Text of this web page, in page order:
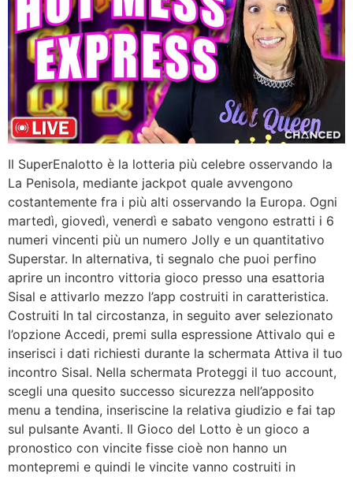
Il SuperEnalotto è la lotteria più celebre osservando la
La Penisola, mediante jackpot quale avvengono
costantemente fra i più alti osservando la Europa. Ogni
martedì, giovedì, venerdì e sabato vengono estratti i 6
numeri vincenti più un numero Jolly e un quantitativo
Superstar. In alternativa, ti segnalo che puoi perfino
aprire un incontro vittoria gioco presso una esattoria
Sisal e attivarlo mezzo l’app costruiti in caratteristica.
Costruiti In tal circostanza, in seguito aver selezionato
l’opzione Accedi, premi sulla espressione Attivalo qui e
inserisci i dati richiesti durante la schermata Attiva il tuo
incontro Sisal. Nella schermata Proteggi il tuo account,
scegli una quesito successo sicurezza nell’apposito
menu a tendina, inseriscine la relativa giudizio e fai tap
sul pulsante Avanti. Il Gioco del Lotto è un gioco a
pronostico con vincite fisse cioè non hanno un
montepremi e quindi le vincite vanno costruiti in